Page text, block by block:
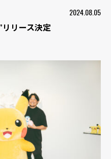
2024.08.05
リリース決定